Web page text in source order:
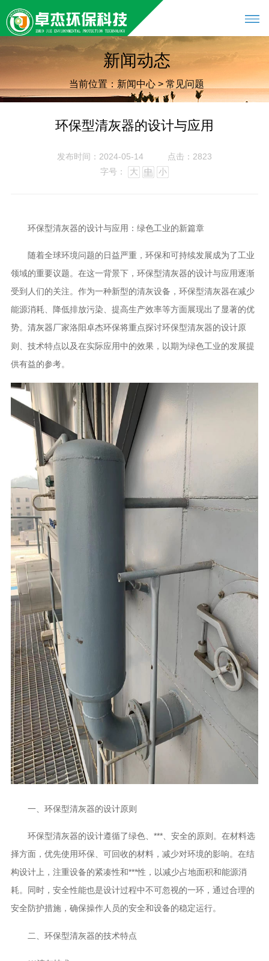
新闻动态
当前位置：新闻中心 >常见问题
环保型清灰器的设计与应用
发布时间：2024-05-14
点击：2823
字号：
大 中 小
环保型清灰器的设计与应用：绿色工业的新篇章
随着全球环境问题的日益严重，环保和可持续发展成为了工业
领域的重要议题。在这一背景下，环保型清灰器的设计与应用逐渐
受到人们的关注。作为一种新型的清灰设备，环保型清灰器在减少
能源消耗、降低排放污染、提高生产效率等方面展现出了显著的优
势。 清灰器厂家洛阳卓杰环保将重点探讨环保型清灰器的设计原
则、技术特点以及在实际应用中的效果，以期为绿色工业的发展提
供有益的参考。
一、环保型清灰器的设计原则
环保型清灰器的设计遵循了绿色、***、安全的原则。在材料选
择方面，优先使用环保、可回收的材料，减少对环境的影响。在结
构设计上，注重设备的紧凑性和***性，以减少占地面积和能源消
耗。同时，安全性能也是设计过程中不可忽视的一环，通过合理的
安全防护措施，确保操作人员的安全和设备的稳定运行。
二、环保型清灰器的技术特点